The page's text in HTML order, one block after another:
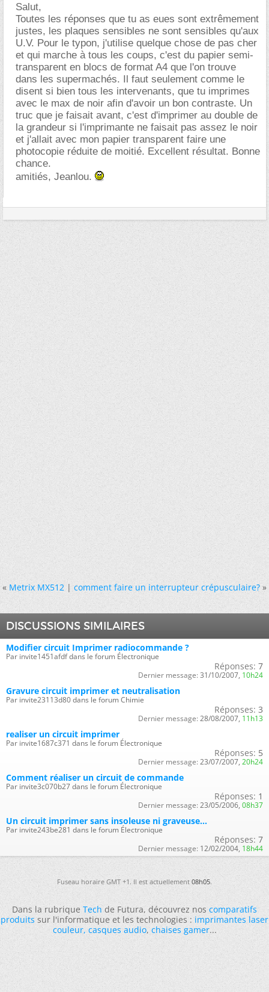
Salut,
Toutes les réponses que tu as eues sont extrêmement
justes, les plaques sensibles ne sont sensibles qu'aux
U.V. Pour le typon, j'utilise quelque chose de pas cher
et qui marche à tous les coups, c'est du papier semi-
transparent en blocs de format A4 que l'on trouve
dans les supermachés. Il faut seulement comme le
disent si bien tous les intervenants, que tu imprimes
avec le max de noir afin d'avoir un bon contraste. Un
truc que je faisait avant, c'est d'imprimer au double de
la grandeur si l'imprimante ne faisait pas assez le noir
et j'allait avec mon papier transparent faire une
photocopie réduite de moitié. Excellent résultat. Bonne
chance.
amitiés, Jeanlou.
« Metrix MX512|comment faire un interrupteur crépusculaire? »
DISCUSSIONS SIMILAIRES
Modifier circuit Imprimer radiocommande ?
Par invite1451afdf dans le forum Électronique
Réponses: 7
Dernier message: 31/10/2007, 10h24
Gravure circuit imprimer et neutralisation
Par invite23113d80 dans le forum Chimie
Réponses: 3
Dernier message: 28/08/2007, 11h13
realiser un circuit imprimer
Par invite1687c371 dans le forum Électronique
Réponses: 5
Dernier message: 23/07/2007, 20h24
Comment réaliser un circuit de commande
Par invite3c070b27 dans le forum Électronique
Réponses: 1
Dernier message: 23/05/2006, 08h37
Un circuit imprimer sans insoleuse ni graveuse...
Par invite243be281 dans le forum Électronique
Réponses: 7
Dernier message: 12/02/2004, 18h44
Fuseau horaire GMT +1. Il est actuellement08h05.
Dans la rubriqueTechde Futura, découvrez noscomparatifs
produitssur l'informatique et les technologies :imprimantes laser
couleur,casques audio,chaises gamer...